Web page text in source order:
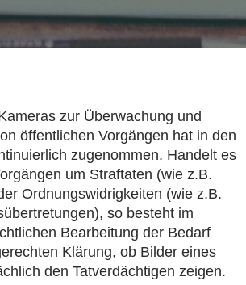
zur Überwachung und
öffentlichen Vorgängen hat in den
zugenommen. Handelt es
um Straftaten (wie z.B.
Ordnungswidrigkeiten (wie z.B.
so besteht im
Bearbeitung der Bedarf
Klärung, ob Bilder eines
den Tatverdächtigen zeigen.